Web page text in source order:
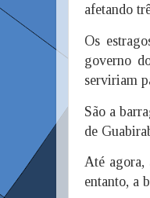
afetando
Os
governo
serviriam
São a
de
Até agora,
entanto, a